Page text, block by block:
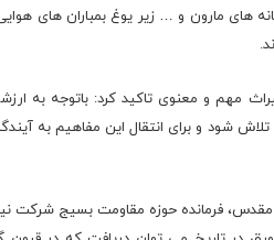
های مارون و … زیر یوغ بمباران های
مهم و معنوی تاکید کرد: باتوجه به
شود و برای انتقال این مفاهیم به
فرمانده حوزه مقاومت بسیج شرکت نیز